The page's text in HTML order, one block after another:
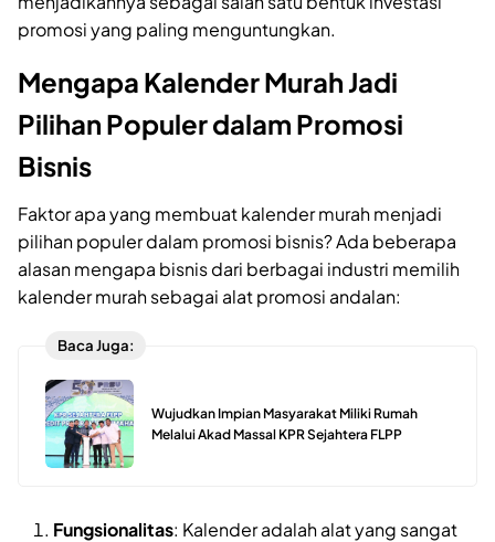
promosi yang paling menguntungkan.
Mengapa Kalender Murah Jadi
Pilihan Populer dalam Promosi
Bisnis
Faktor apa yang membuat kalender murah menjadi
pilihan populer dalam promosi bisnis? Ada beberapa
alasan mengapa bisnis dari berbagai industri memilih
kalender murah sebagai alat promosi andalan:
Baca Juga:
Wujudkan Impian Masyarakat Miliki Rumah
Melalui Akad Massal KPR Sejahtera FLPP
Fungsionalitas: Kalender adalah alat yang sangat